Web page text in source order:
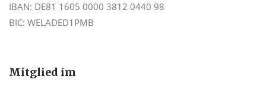
IBAN: DE81 1605 0000 3812 0440 98
BIC: WELADED1PMB
Mitglied im